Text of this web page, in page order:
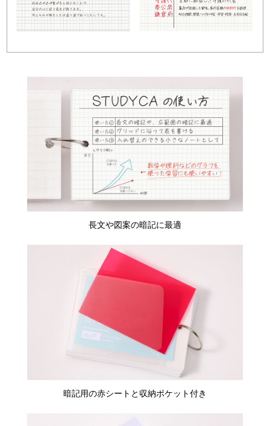
長文や図案の暗記に最適
暗記用の赤シートと収納ポケット付き